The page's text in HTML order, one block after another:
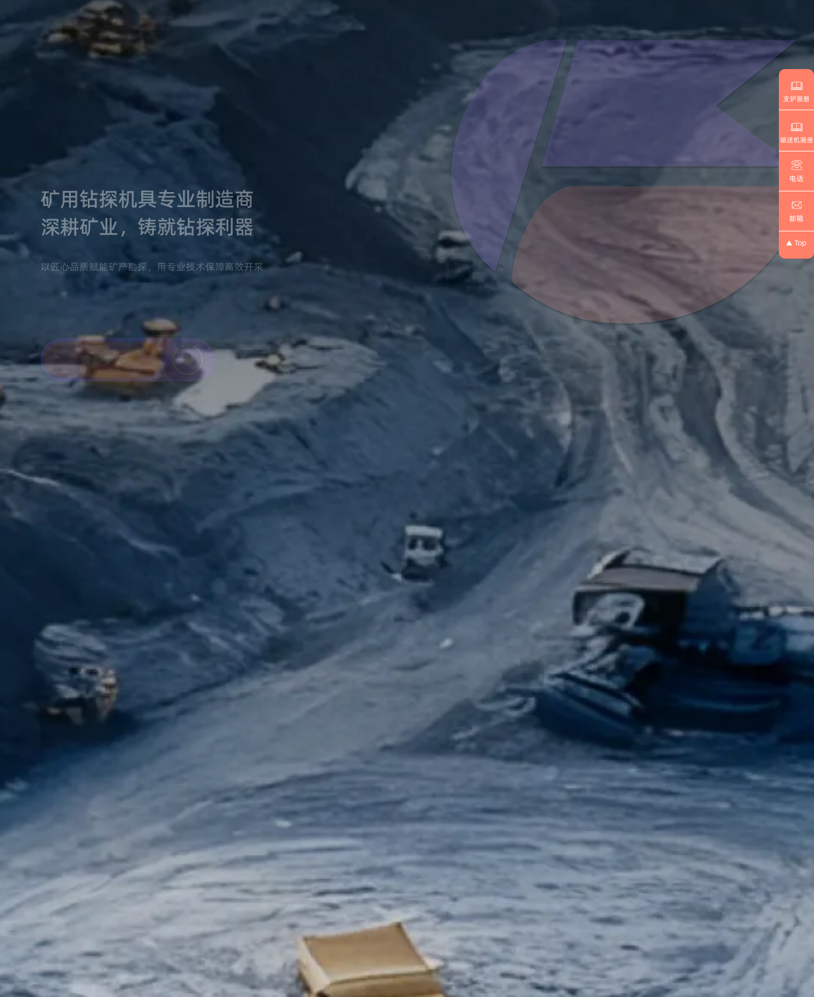
支护画册
输送机画册
电话
邮箱
Top
矿用钻探机具专业制造商
深耕矿业，铸就钻探利器
以匠心品质赋能矿产勘探，用专业技术保障高效开采